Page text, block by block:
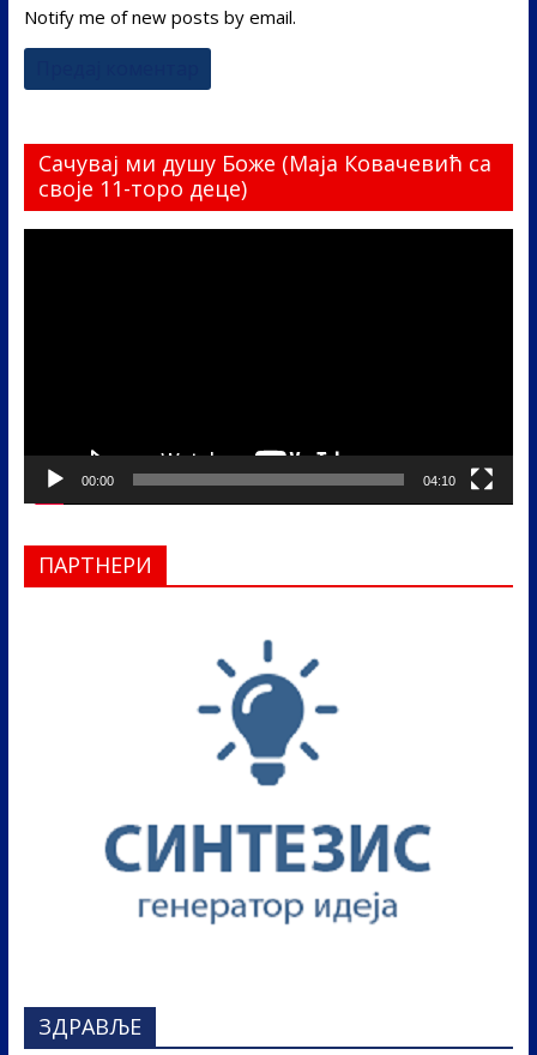
Notify me of new posts by email.
Сачувај ми душу Боже (Маја Ковачевић са
своје 11-торо деце)
00:00 04:10
ПАРТНЕРИ
ЗДРАВЉЕ